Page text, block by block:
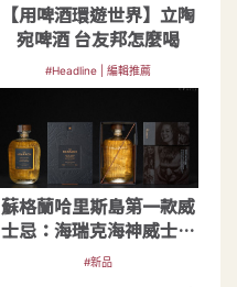
【用啤酒環遊世界】立陶
宛啤酒 台友邦怎麼喝
#Headline | 編輯推薦
蘇格蘭哈里斯島第一款威
士忌：海瑞克海神威士忌
限量抵台
#新品